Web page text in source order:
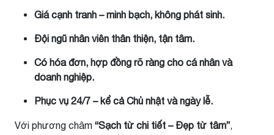
Giá cạnh tranh – minh bạch, không phát sinh.
Đội ngũ nhân viên thân thiện, tận tâm.
Có hóa đơn, hợp đồng rõ ràng cho cá nhân và
doanh nghiệp.
Phục vụ 24/7 – kể cả Chủ nhật và ngày lễ.
Với phương châm “Sạch từ chi tiết – Đẹp từ tâm”,